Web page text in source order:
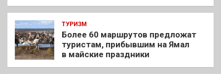
ТУРИЗМ
Более 60 маршрутов предложат
туристам, прибывшим на Ямал
в майские праздники